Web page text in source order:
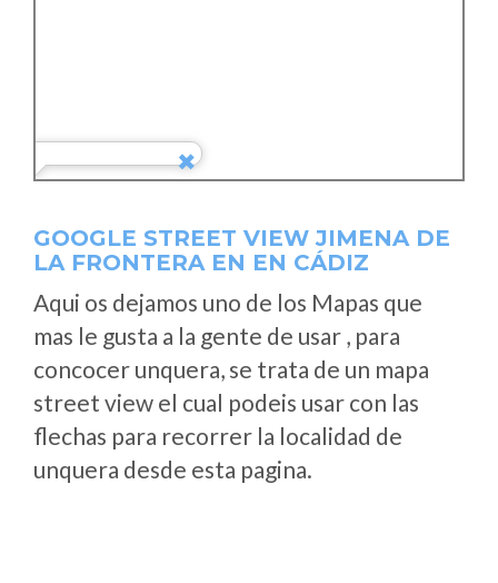
GOOGLE STREET VIEW JIMENA DE
LA FRONTERA EN EN CÁDIZ
Aqui os dejamos uno de los Mapas que
mas le gusta a la gente de usar , para
concocer unquera, se trata de un mapa
street view el cual podeis usar con las
flechas para recorrer la localidad de
unquera desde esta pagina.